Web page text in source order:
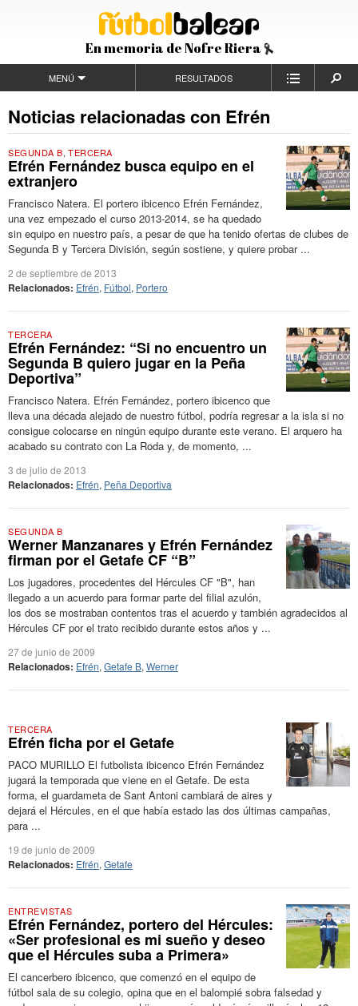
En memoria de Nofre Riera
MENÚ RESULTADOS
Noticias relacionadas con Efrén
SEGUNDA B, TERCERA
Efrén Fernández busca equipo en el
extranjero
Francisco Natera. El portero ibicenco Efrén Fernández,
una vez empezado el curso 2013-2014, se ha quedado
sin equipo en nuestro país, a pesar de que ha tenido ofertas de clubes de
Segunda B y Tercera División, según sostiene, y quiere probar ...
2 de septiembre de 2013
Relacionados: Efrén, Fútbol, Portero
TERCERA
Efrén Fernández: “Si no encuentro un
Segunda B quiero jugar en la Peña
Deportiva”
Francisco Natera. Efrén Fernández, portero ibicenco que
lleva una década alejado de nuestro fútbol, podría regresar a la isla si no
consigue colocarse en ningún equipo durante este verano. El arquero ha
acabado su contrato con La Roda y, de momento, ...
3 de julio de 2013
Relacionados: Efrén, Peña Deportiva
SEGUNDA B
Werner Manzanares y Efrén Fernández
firman por el Getafe CF “B”
Los jugadores, procedentes del Hércules CF "B", han
llegado a un acuerdo para formar parte del filial azulón,
los dos se mostraban contentos tras el acuerdo y también agradecidos al
Hércules CF por el trato recibido durante estos años y ...
27 de junio de 2009
Relacionados: Efrén, Getafe B, Werner
TERCERA
Efrén ficha por el Getafe
PACO MURILLO El futbolista ibicenco Efrén Fernández
jugará la temporada que viene en el Getafe. De esta
forma, el guardameta de Sant Antoni cambiará de aires y
dejará el Hércules, en el que había estado las dos últimas campañas,
para ...
19 de junio de 2009
Relacionados: Efrén, Getafe
ENTREVISTAS
Efrén Fernández, portero del Hércules:
«Ser profesional es mi sueño y deseo
que el Hércules suba a Primera»
El cancerbero ibicenco, que comenzó en el equipo de
fútbol sala de su colegio, opina que en el balompié sobra falsedad y